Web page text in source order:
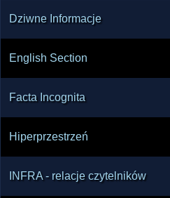
Dziwne Informacje
English Section
Facta Incognita
Hiperprzestrzeń
INFRA - relacje czytelników